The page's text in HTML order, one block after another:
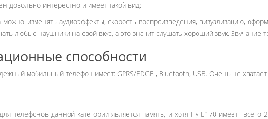
довольно интерестно и имеет такой вид:
изменять аудиоэффекты, скорость воспроизведения, визуализацию,
любые наушники на свой вкус, а это значит слушать хороший звук. Звучание
способности
мобильный телефон имеет: GPRS/EDGE , Bluetooth, USB. Очень не хватает
телефонов данной категории является память, и хотя Fly E170 имеет